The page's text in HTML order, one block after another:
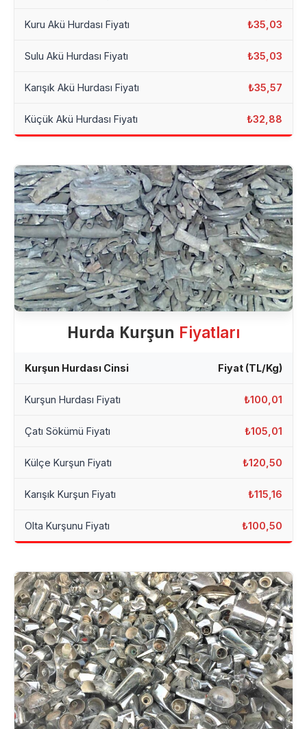
Kuru Akü Hurdası Fiyatı ₺35,03
Sulu Akü Hurdası Fiyatı ₺35,03
Karışık Akü Hurdası Fiyatı ₺35,57
Küçük Akü Hurdası Fiyatı ₺32,88
Hurda Kurşun Fiyatları
Kurşun Hurdası Cinsi Fiyat (TL/Kg)
Kurşun Hurdası Fiyatı ₺100,01
Çatı Sökümü Fiyatı ₺105,01
Külçe Kurşun Fiyatı ₺120,50
Karışık Kurşun Fiyatı ₺115,16
Olta Kurşunu Fiyatı ₺100,50